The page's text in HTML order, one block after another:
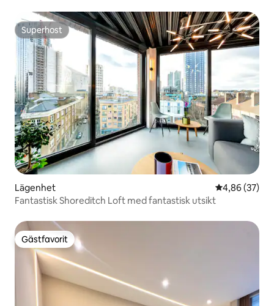
Superhost
Superhost
Lägenhet 4,86 av 5 i
4,86 (37)
Fantastisk Shoreditch Loft med fantastisk utsikt
Gästfavorit
Gästfavorit